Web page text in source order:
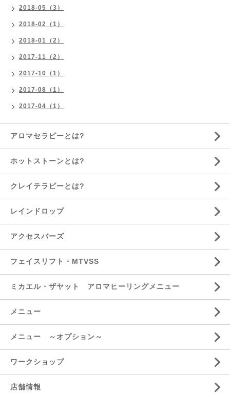
2018-05（3）
2018-02（1）
2018-01（2）
2017-11（2）
2017-10（1）
2017-08（1）
2017-04（1）
アロマセラピーとは?
ホットストーンとは?
クレイテラピーとは?
レインドロップ
アクセスバーズ
フェイスリフト・MTVSS
ミカエル・ザヤット アロマヒーリングメニュー
メニュー
メニュー ～オプション～
ワークショップ
店舗情報